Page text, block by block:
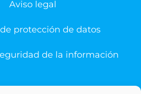
Aviso legal
protección de datos
de la información